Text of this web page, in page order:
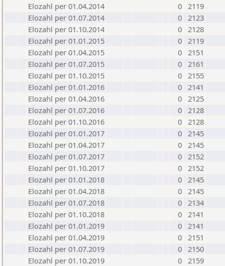
Elozahl per 01.04.2014
0 2119
Elozahl per 01.07.2014
0 2123
Elozahl per 01.10.2014
0 2128
Elozahl per 01.01.2015
0 2119
Elozahl per 01.04.2015
0 2151
Elozahl per 01.07.2015
0 2161
Elozahl per 01.10.2015
0 2155
Elozahl per 01.01.2016
0 2141
Elozahl per 01.04.2016
0 2125
Elozahl per 01.07.2016
0 2128
Elozahl per 01.10.2016
0 2128
Elozahl per 01.01.2017
0 2145
Elozahl per 01.04.2017
0 2145
Elozahl per 01.07.2017
0 2152
Elozahl per 01.10.2017
0 2152
Elozahl per 01.01.2018
0 2145
Elozahl per 01.04.2018
0 2145
Elozahl per 01.07.2018
0 2134
Elozahl per 01.10.2018
0 2141
Elozahl per 01.01.2019
0 2141
Elozahl per 01.04.2019
0 2151
Elozahl per 01.07.2019
0 2150
Elozahl per 01.10.2019
0 2159